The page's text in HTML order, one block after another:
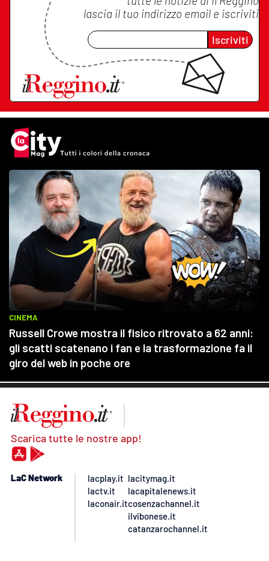
lascia il tuo indirizzo email e iscriviti
Iscriviti
Scarica tutte le nostre app!
LaC Network
lacplay.it
lactv.it
laconair.it
lacitymag.it
lacapitalenews.it
cosenzachannel.it
ilvibonese.it
catanzarochannel.it